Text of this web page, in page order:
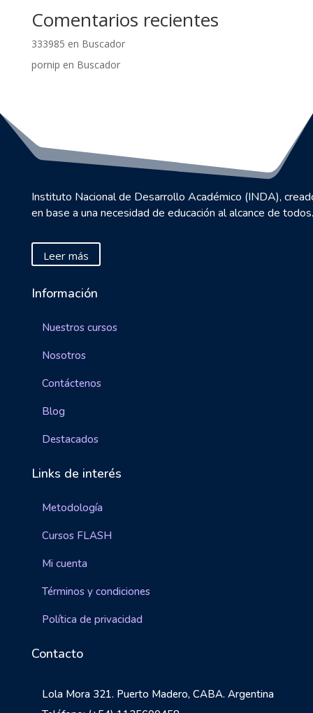
Comentarios recientes
333985 en Buscador
pornip en Buscador
Instituto Nacional de Desarrollo Académico (INDA),
en base a una necesidad de educación al alcance de todos.
Leer más
Información
Nuestros cursos
Nosotros
Contáctenos
Blog
Destacados
Links de interés
Metodología
Cursos FLASH
Mi cuenta
Términos y condiciones
Política de privacidad
Contacto
Lola Mora 321. Puerto Madero, CABA. Argentina